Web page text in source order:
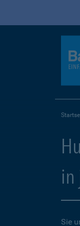
in
Sie